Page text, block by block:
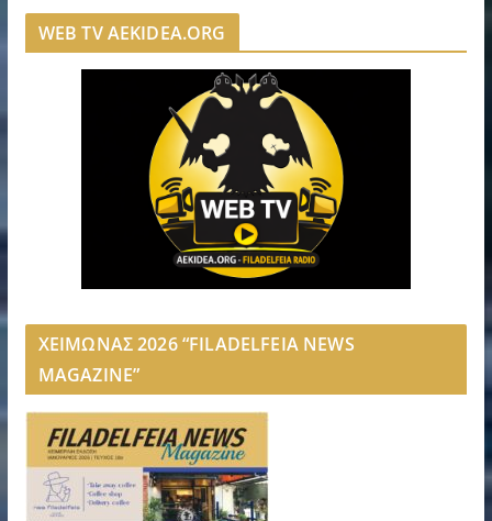
WEB TV AEKIDEA.ORG
ΧΕΙΜΩΝΑΣ 2026 “FILADELFEIA NEWS
MAGAZINE”